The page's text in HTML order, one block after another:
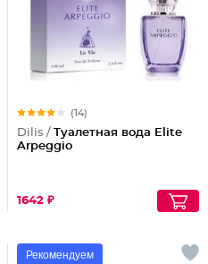
(14)
Dilis / Туалетная вода Elite
Arpeggio
1642 ₽
Рекомендуем